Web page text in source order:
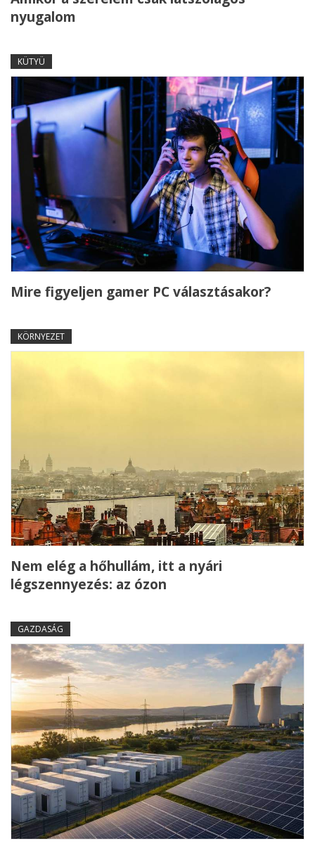
nyugalom
KÜTYÜ
Mire figyeljen gamer PC választásakor?
KÖRNYEZET
Nem elég a hőhullám, itt a nyári
légszennyezés: az ózon
GAZDASÁG